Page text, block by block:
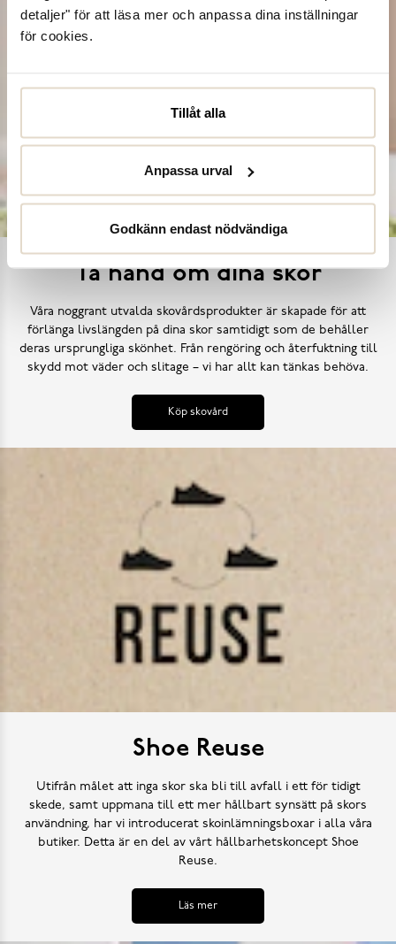
detaljer" för att läsa mer och anpassa dina inställningar
för cookies.
Tillåt alla
Anpassa urval
Godkänn endast nödvändiga
Ta hand om dina skor
Våra noggrant utvalda skovårdsprodukter är skapade för att
förlänga livslängden på dina skor samtidigt som de behåller
deras ursprungliga skönhet. Från rengöring och återfuktning till
skydd mot väder och slitage – vi har allt kan tänkas behöva.
Köp skovård
Shoe Reuse
Utifrån målet att inga skor ska bli till avfall i ett för tidigt
skede, samt uppmana till ett mer hållbart synsätt på skors
användning, har vi introducerat skoinlämningsboxar i alla våra
butiker. Detta är en del av vårt hållbarhetskoncept Shoe
Reuse.
Läs mer